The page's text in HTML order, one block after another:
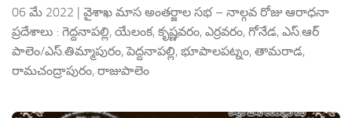
06 మే 2022 | వైశాఖ మాస అంతర్జాల సభ – నాల్గవ రోజు ఆరాధనా
ప్రదేశాలు : గెద్దనాపల్లి, యేలంక, కృష్ణవరం, ఎర్రవరం, గోనేడ, ఎస్.ఆర్
పాలెం/ఎస్.తిమ్మాపురం, పెద్దనాపల్లి, భూపాలపట్నం, తామరాడ,
రామచంద్రాపురం, రాజుపాలెం